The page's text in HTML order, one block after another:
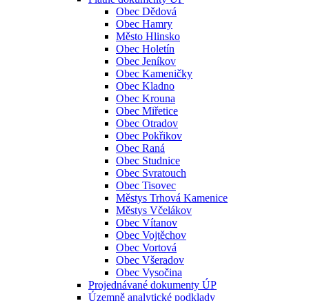
Obec Dědová
Obec Hamry
Město Hlinsko
Obec Holetín
Obec Jeníkov
Obec Kameničky
Obec Kladno
Obec Krouna
Obec Miřetice
Obec Otradov
Obec Pokřikov
Obec Raná
Obec Studnice
Obec Svratouch
Obec Tisovec
Městys Trhová Kamenice
Městys Včelákov
Obec Vítanov
Obec Vojtěchov
Obec Vortová
Obec Všeradov
Obec Vysočina
Projednávané dokumenty ÚP
Územně analytické podklady